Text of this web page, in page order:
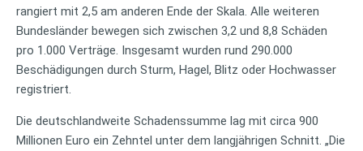
rangiert mit 2,5 am anderen Ende der Skala. Alle weiteren
Bundesländer bewegen sich zwischen 3,2 und 8,8 Schäden
pro 1.000 Verträge. Insgesamt wurden rund 290.000
Beschädigungen durch Sturm, Hagel, Blitz oder Hochwasser
registriert.
Die deutschlandweite Schadenssumme lag mit circa 900
Millionen Euro ein Zehntel unter dem langjährigen Schnitt. „Die